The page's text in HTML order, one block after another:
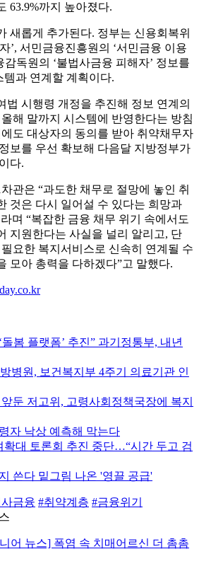
63.9%까지 높아졌다.
새롭게 추가된다. 정부는 신용회복위
’, 서민금융진흥원의 ‘서민금융 이용
감독원의 ‘불법사금융 피해자’ 정보를
과 연계할 계획이다.
법 시행령 개정을 추진해 정보 연계의
해 말까지 시스템에 반영한다는 방침
도 대상자의 동의를 받아 취약채무자
보를 우선 확보해 다음달 지방정부가
다.
관은 “과도한 채무로 절망에 놓인 취
것은 다시 일어설 수 있다는 희망과
며 “복잡한 금융 채무 위기 속에서도
지원한다는 사실을 널리 알리고, 단
요한 복지서비스로 신속히 연계될 수
모아 총력을 다하겠다”고 말했다.
봄 플랫폼’ 추진” 과기정통부, 내년
병원, 보건복지부 4주기 의료기관 인
둔 저고위, 고령사회정책국장에 복지
자 낙상 예측해 막는다
확대 토론회 추진 중단…“시간 두고 검
쓴다 밑그림 나온 '영끌 공급'
금융 #취약계층 #금융위기
어 뉴스] 폭염 속 치매어르신 더 촘촘